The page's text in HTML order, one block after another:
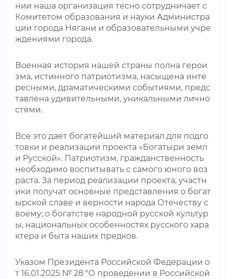
нии наша организация тесно сотрудничает с
Комитетом образования и науки Администра
ции города Нягани и образовательными учре
ждениями города.
Военная история нашей страны полна герои
зма, истинного патриотизма, насыщена инте
ресными, драматическими событиями, предс
тавлена удивительными, уникальными лично
стями.
Все это дает богатейший материал для подго
товки и реализации проекта «Богатыри земл
и Русской». Патриотизм, гражданственность
необходимо воспитывать с самого юного воз
раста. За период реализации проекта, участн
ики получат основные представления о богат
ырской славе и верности народа Отечеству с
воему; о богатстве народной русской культур
ы, национальных особенностях русского хара
ктера и быта наших предков.
Указом Президента Российской Федерации о
т 16.01.2025 № 28 "О проведении в Российской